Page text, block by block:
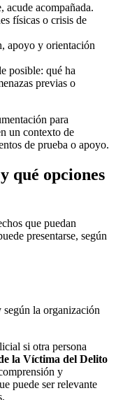
acude acompañada.
físicas o crisis de
apoyo y orientación
posible: qué ha
previas o
para
un contexto de
de prueba o apoyo.
qué opciones
que puedan
presentarse, según
según la organización
si otra persona
la Víctima del Delito
y
puede ser relevante